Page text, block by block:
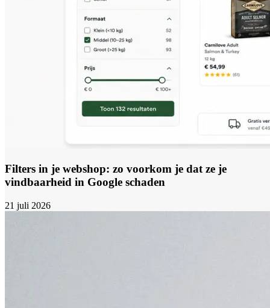
Filters in je webshop: zo voorkom je dat ze je
vindbaarheid in Google schaden
21 juli 2026